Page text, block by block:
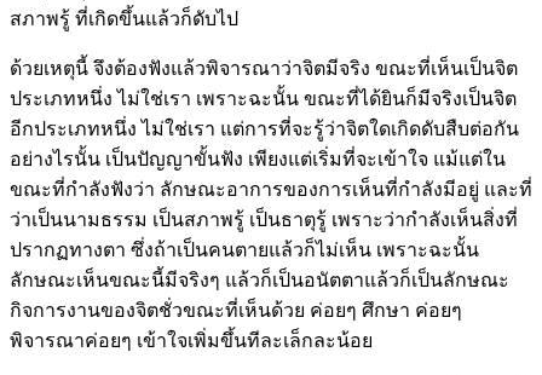
สภาพรู้ ที่เกิดขึ้นแล้วก็ดับไป
ด้วยเหตุนี้ จึงต้องฟังแล้วพิจารณาว่าจิตมีจริง ขณะที่เห็นเป็นจิต
ประเภทหนึ่ง ไม่ใช่เรา เพราะฉะนั้น ขณะที่ได้ยินก็มีจริงเป็นจิต
อีกประเภทหนึ่ง ไม่ใช่เรา แต่การที่จะรู้ว่าจิตใดเกิดดับสืบต่อกัน
อย่างไรนั้น เป็นปัญญาขั้นฟัง เพียงแต่เริ่มที่จะเข้าใจ แม้แต่ใน
ขณะที่กำลังฟังว่า ลักษณะอาการของการเห็นที่กำลังมีอยู่ และที่
ว่าเป็นนามธรรม เป็นสภาพรู้ เป็นธาตุรู้ เพราะว่ากำลังเห็นสิ่งที่
ปรากฏทางตา ซึ่งถ้าเป็นคนตายแล้วก็ไม่เห็น เพราะฉะนั้น
ลักษณะเห็นขณะนี้มีจริงๆ แล้วก็เป็นอนัตตาแล้วก็เป็นลักษณะ
กิจการงานของจิตชั่วขณะที่เห็นด้วย ค่อยๆ ศึกษา ค่อยๆ
พิจารณาค่อยๆ เข้าใจเพิ่มขึ้นทีละเล็กละน้อย